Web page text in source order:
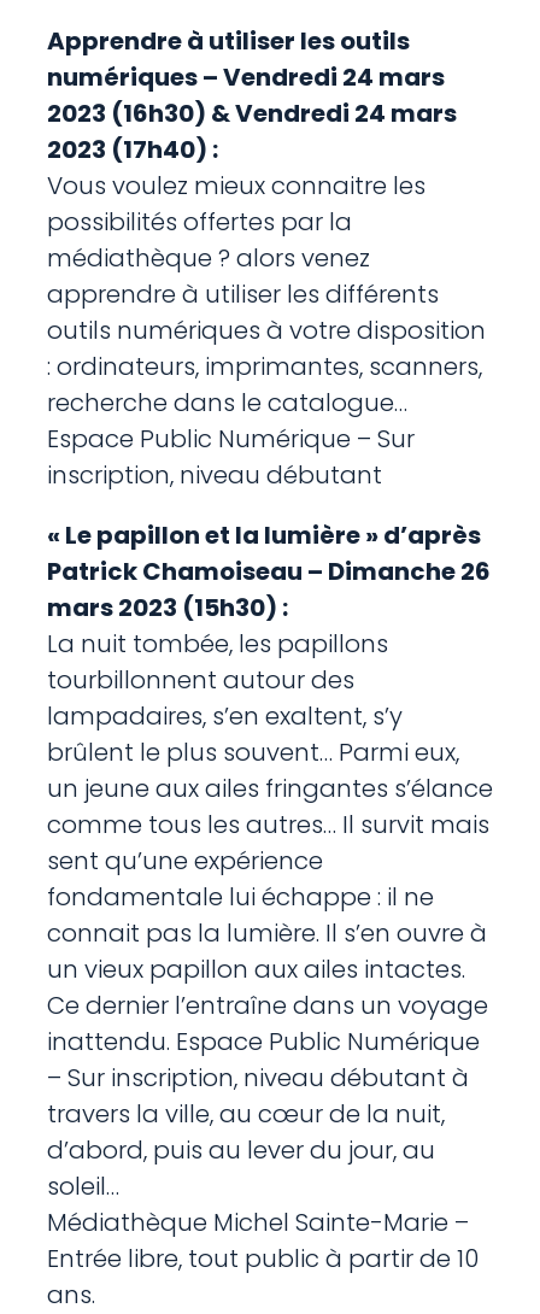
Apprendre à utiliser les outils
numériques –Vendredi 24 mars
2023 (16h30) & Vendredi 24 mars
2023 (17h40) :
Vous voulez mieux connaitre les
possibilités offertes par la
médiathèque ? alors venez
apprendre à utiliser les différents
outils numériques à votre disposition
: ordinateurs, imprimantes, scanners,
recherche dans le catalogue…
Espace Public Numérique – Sur
inscription, niveau débutant
« Le papillon et la lumière » d’après
Patrick Chamoiseau – Dimanche 26
mars 2023 (15h30) :
La nuit tombée, les papillons
tourbillonnent autour des
lampadaires, s’en exaltent, s’y
brûlent le plus souvent… Parmi eux,
un jeune aux ailes fringantes s’élance
comme tous les autres… Il survit mais
sent qu’une expérience
fondamentale lui échappe : il ne
connait pas la lumière. Il s’en ouvre à
un vieux papillon aux ailes intactes.
Ce dernier l’entraîne dans un voyage
inattendu. Espace Public Numérique
– Sur inscription, niveau débutant à
travers la ville, au cœur de la nuit,
d’abord, puis au lever du jour, au
soleil…
Médiathèque Michel Sainte-Marie –
Entrée libre, tout public à partir de 10
ans.